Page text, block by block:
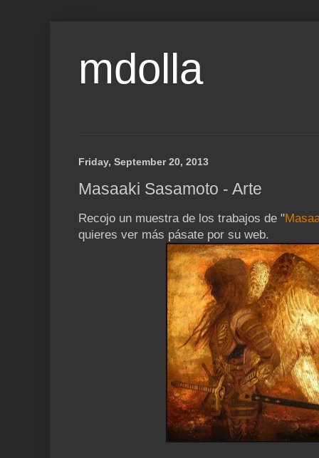
mdolla
Friday, September 20, 2013
Masaaki Sasamoto - Arte
Recojo un muestra de los trabajos de "
quieres ver más pásate por su web.